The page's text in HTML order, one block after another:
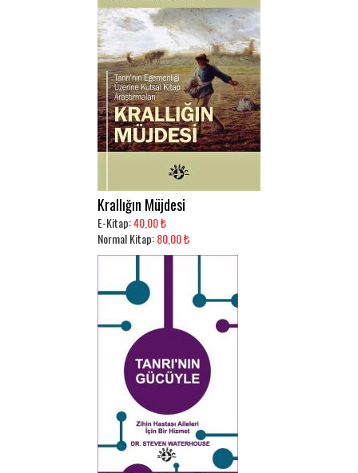
Krallığın Müjdesi
E-Kitap:40,00 ₺
Normal Kitap:80,00 ₺